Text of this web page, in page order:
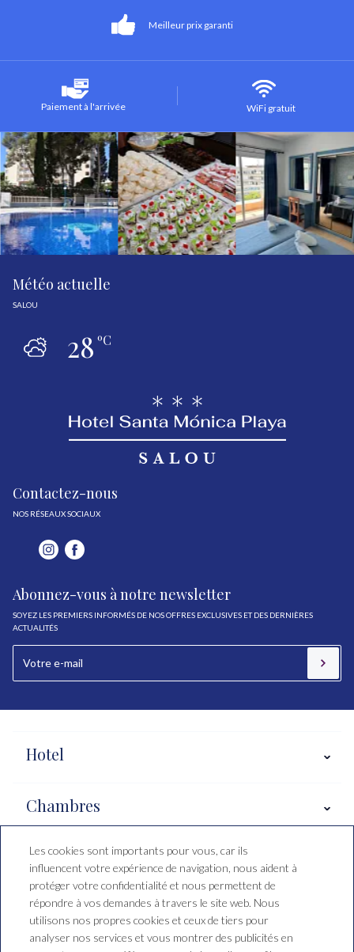
Meilleur prix garanti
Paiement à l'arrivée WiFi gratuit
Météo actuelle
SALOU
28ºC
Contactez-nous
NOS RÉSEAUX SOCIAUX
Abonnez-vous à notre newsletter
SOYEZ LES PREMIERS INFORMÉS DE NOS OFFRES EXCLUSIVES ET DES DERNIÈRES
ACTUALITÉS
Hotel
Chambres
Salou, Costa Daurada
Conditions de réservation
Les cookies sont importants pour vous, car ils
influencent votre expérience de navigation, nous aident à
protéger votre confidentialité et nous permettent de
répondre à vos demandes à travers le site web. Nous
utilisons nos propres cookies et ceux de tiers pour
analyser nos services et vous montrer des publicités en